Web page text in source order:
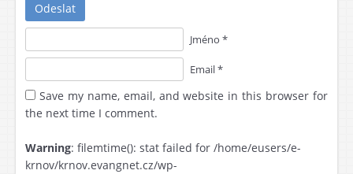
Odeslat
Jméno *
Email *
Save my name, email, and website in this browser for
the next time I comment.
Warning: filemtime(): stat failed for /home/eusers/e-
krnov/krnov.evangnet.cz/wp-